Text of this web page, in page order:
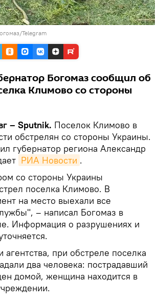
Telegram
Богомаз сообщил об
Климово со стороны
– Sputnik. Поселок Климово в
обстрелян со стороны Украины.
губернатор региона Александр
РИА Новости .
со стороны Украины
поселка Климово. В
на место выехали все
– написал Богомаз в
Информация о разрушениях и
при обстреле поселка
два человека: пострадавший
домой, женщина находится в